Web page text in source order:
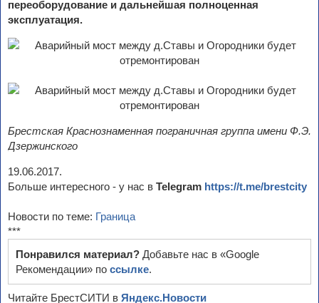
переоборудование и дальнейшая полноценная
эксплуатация.
Брестская Краснознаменная пограничная группа имени Ф.Э.
Дзержинского
19.06.2017.
Больше интересного - у нас в Telegram https://t.me/brestcity
Новости по теме: Граница
***
Понравился материал? Добавьте нас в «Google
Рекомендации» по ссылке.
Читайте БрестСИТИ в Яндекс.Новости